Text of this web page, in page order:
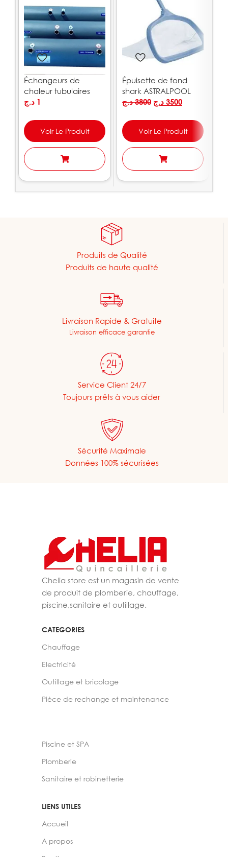
Échangeurs de
chaleur tubulaires
ASTRALPOOL
1 د.ج
Voir Le Produit
Épuisette de fond
shark ASTRALPOOL
3800 د.ج 3500 د.ج
Voir Le Produit
Produits de Qualité
Produits de haute qualité
Livraison Rapide & Gratuite
Livraison efficace garantie
Service Client 24/7
Toujours prêts à vous aider
Sécurité Maximale
Données 100% sécurisées
Chelia store est un magasin de vente
de produit de plomberie, chauffage,
piscine,sanitaire et outillage.
CATEGORIES
Chauffage
Electricité
Outillage et bricolage
Pièce de rechange et maintenance
Piscine et SPA
Plomberie
Sanitaire et robinetterie
LIENS UTILES
Accueil
A propos